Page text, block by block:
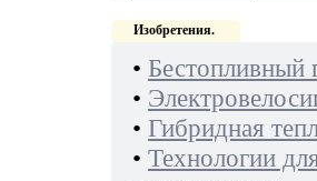
Изобретения.
• Бестопливный
•
• Гибридная
• Технологии